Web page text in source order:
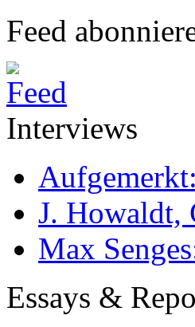
Feed
Interviews
J. Howaldt,
Max
Essays &